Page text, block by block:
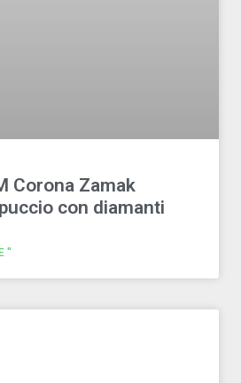
Corona Zamak
con diamanti
"